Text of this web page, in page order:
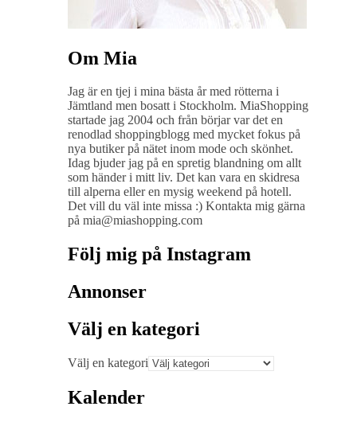
Om Mia
Jag är en tjej i mina bästa år med rötterna i
Jämtland men bosatt i Stockholm. MiaShopping
startade jag 2004 och från börjar var det en
renodlad shoppingblogg med mycket fokus på
nya butiker på nätet inom mode och skönhet.
Idag bjuder jag på en spretig blandning om allt
som händer i mitt liv. Det kan vara en skidresa
till alperna eller en mysig weekend på hotell.
Det vill du väl inte missa :) Kontakta mig gärna
på mia@miashopping.com
Följ mig på Instagram
Annonser
Välj en kategori
Välj en kategori
Kalender